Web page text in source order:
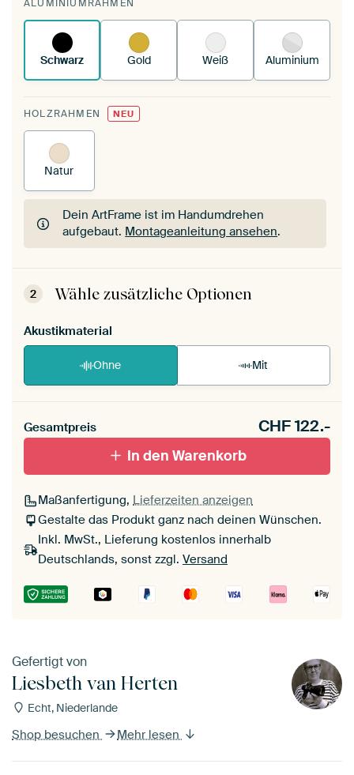
deinen vorhandenen ArtFrame™.
funktioniert es.
ALUMINIUMRAHMEN
Schwarz Gold Weiß Aluminium
HOLZRAHMEN NEU
Natur
Dein ArtFrame ist im Handumdrehen
aufgebaut. Montageanleitung ansehen.
Dein ArtFrame ist im Handumdrehen
aufgebaut.Montageanleitung ansehen
2 Wähle zusätzliche Optionen
Akustikmaterial
Ohne Mit
Gesamtpreis CHF122.-
In den Warenkorb
Maßanfertigung, Lieferzeiten anzeigen
Gestalte das Produkt ganz nach deinen Wünschen.
Inkl. MwSt., Lieferung kostenlos innerhalb
Deutschlands, sonst zzgl. Versand
Gefertigt von
Liesbeth van Herten
Echt, Niederlande
Shop besuchen Mehr lesen